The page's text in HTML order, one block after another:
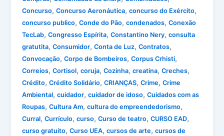
Concurso,Concurso Aeronáutica,concurso do Exército,
concurso publico,Conde do Pão,condenados,Conexão
TecLab,Congresso Espírita,Constantino Nery,consulta
gratutita,Consumidor,Conta de Luz,Contratos,
Convocação,Corpo de Bombeiros,Corpus Crhisti,
Correios,Cortisol,coruja,Cozinha,creatina,Creches,
Crédito,Crédito Solidário,CRIANÇAS,Crime,Crime
Ambiental,cuidador,cuidador de idoso,Cuidados com as
Roupas,Cultura Am,cultura do empreendedorismo,
Curral,Currículo,curso,Curso de teatro,CURSO EAD,
curso gratuito,Curso UEA,cursos de arte,cursos de